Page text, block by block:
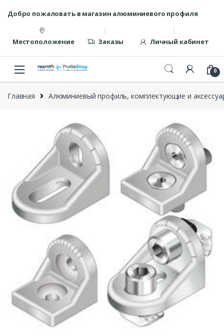
содержанию
Добро пожаловать в магазин алюминиевого профиля
Местоположение Заказы Личный кабинет
0
Главная Алюминиевый профиль, комплектующие и